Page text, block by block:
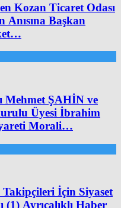
Kozan Ticaret Odası
Başkan
Mehmet ŞAHİN ve
Üyesi İbrahim
Morali…
İçin Siyaset
(1) Ayrıcalıklı Haber